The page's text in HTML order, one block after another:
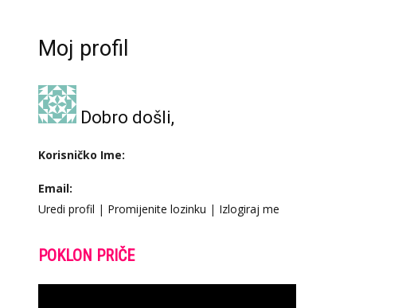
Moj profil
Dobro došli,
Korisničko Ime:
Email:
Uredi profil | Promijenite lozinku | Izlogiraj me
POKLON PRIČE